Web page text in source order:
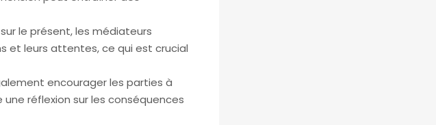
le présent, les médiateurs
et leurs attentes, ce qui est crucial
encourager les parties à
réflexion sur les conséquences